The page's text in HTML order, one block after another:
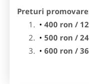
Preturi
400 ron /
500 ron /
600 ron /